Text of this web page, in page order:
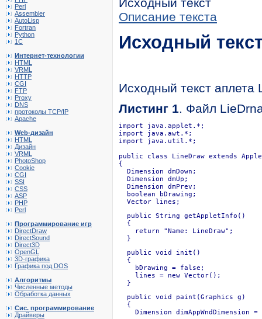
Perl
Assembler
AutoLisp
Fortran
Python
1C
Интернет-технологии
HTML
VRML
HTTP
CGI
FTP
Proxy
DNS
протоколы TCP/IP
Apache
Web-дизайн
HTML
Дизайн
VRML
PhotoShop
Cookie
CGI
SSI
CSS
ASP
PHP
Perl
Программирование игр
DirectDraw
DirectSound
Direct3D
OpenGL
3D-графика
Графика под DOS
Алгоритмы
Численные методы
Обработка данных
Сис. программирование
Драйверы
Описание текста
Исходный
Исходный текст аплета
Листинг 1. Файл
import java.applet.*;
import java.awt.*;
import java.util.*;
public class LineDraw extends
{
  Dimension dmDown;
  Dimension dmUp;
  Dimension dmPrev;
  boolean bDrawing;
  Vector lines;
  public String getAppletInfo()
  {
    return "Name: LineDraw";
  }
  public void init()
  {
    bDrawing = false;
    lines = new Vector();
  }
  public void paint(Graphics g)
  {
Dimension dimAppWndDimension =